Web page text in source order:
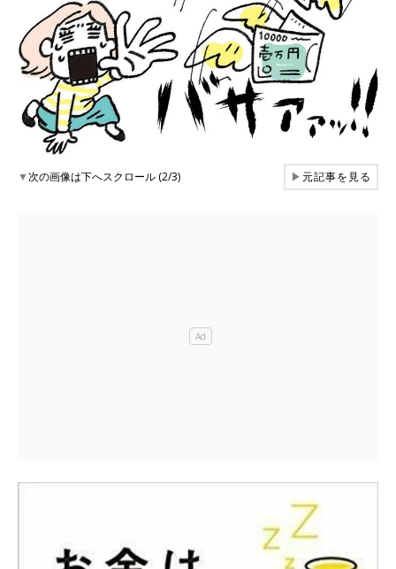
▼次の画像は下へスクロール (2/3) ▶元記事を見る